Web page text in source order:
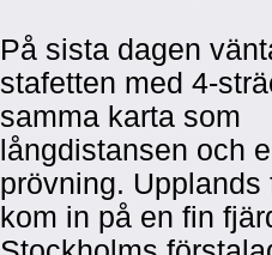
På sista dagen
stafetten med 4-
samma karta som
långdistansen och
prövning. Upplands
kom in på en fin